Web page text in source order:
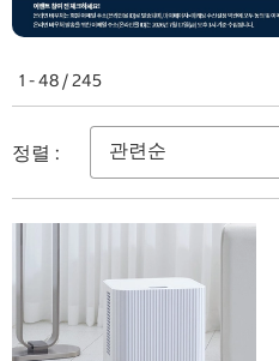
1 - 48 / 245
정렬 :